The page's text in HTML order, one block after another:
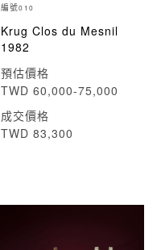
編號010
Krug Clos du Mesnil
1982
預估價格
TWD 60,000-75,000
成交價格
TWD 83,300